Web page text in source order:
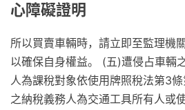
心障礙證明
所以買賣車輛時，請立即至監理機
以確保自身權益。 (五)遭侵占車輛
人為課稅對象依使用牌照稅法第3
之納稅義務人為交通工具所有人或